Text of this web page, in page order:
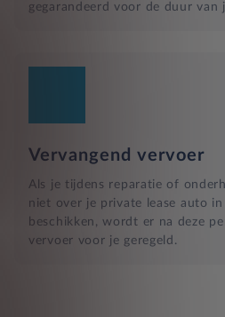
gegarandeerd voor de duur van
Vervangend vervoer
Als je tijdens reparatie of
niet over je private lease auto
beschikken, wordt er na deze
vervoer voor je geregeld.